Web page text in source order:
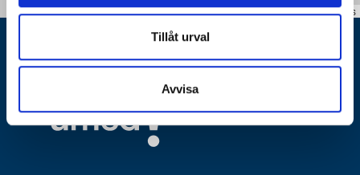
Tillåt urval
Avvisa
Leaflet|©OpenStreetMapcontributors